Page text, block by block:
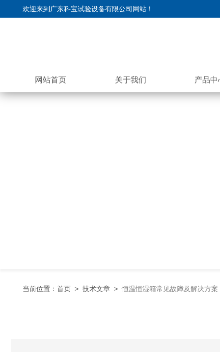
欢迎来到 广东科宝试验设备有限公司网站 ！
网站首页 关于我们 产品中
当前位置： 首页 > 技术文章 >恒温恒湿箱常见故障及解决方案